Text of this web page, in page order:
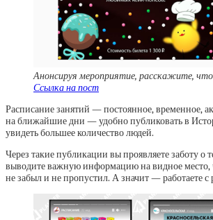
Анонсируя мероприятие, расскажите,
Ссылка на пост
Расписание занятий — постоянное, временное,
на ближайшие дни — удобно публиковать в
увидеть большее количество людей.
Через такие публикации вы проявляете заботу
выводите важную информацию на видное место,
не забыл и не пропустил. А значит — работаете с